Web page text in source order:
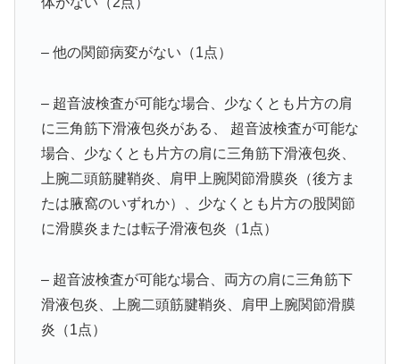
– 他の関節病変がない（1点）
– 超音波検査が可能な場合、少なくとも片方の肩
に三角筋下滑液包炎がある、 超音波検査が可能な
場合、少なくとも片方の肩に三角筋下滑液包炎、
上腕二頭筋腱鞘炎、肩甲上腕関節滑膜炎（後方ま
たは腋窩のいずれか）、少なくとも片方の股関節
に滑膜炎または転子滑液包炎（1点）
– 超音波検査が可能な場合、両方の肩に三角筋下
滑液包炎、上腕二頭筋腱鞘炎、肩甲上腕関節滑膜
炎（1点）